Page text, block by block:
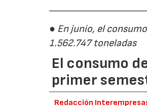
● En junio, el
1.562.747 toneladas
El consumo
primer
Redacción